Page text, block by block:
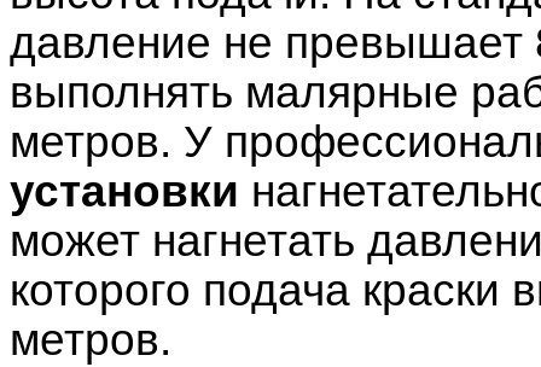
давление не превышает
выполнять малярные
метров. У
установки
может нагнетать
которого подача краски
метров.